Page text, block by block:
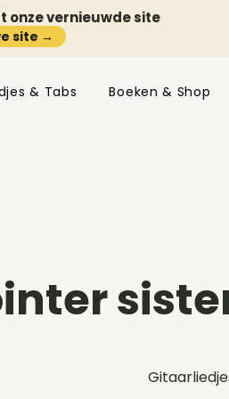
onze vernieuwde site
site →
& Tabs Boeken & Shop